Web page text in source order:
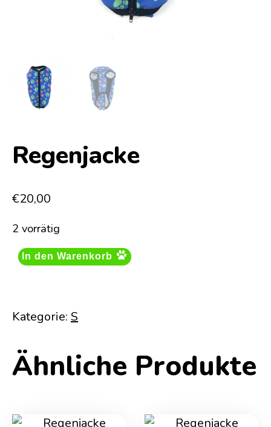
Regenjacke
€20,00
2 vorrätig
In den Warenkorb
Kategorie: S
Ähnliche Produkte